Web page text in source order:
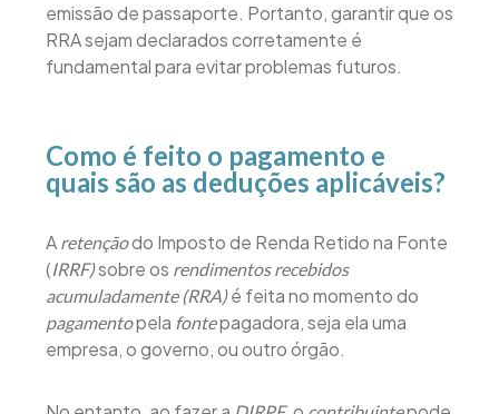
emissão de passaporte. Portanto, garantir que os
RRA sejam declarados corretamente é
fundamental para evitar problemas futuros.
Como é feito o pagamento e
quais são as deduções aplicáveis?
A retençãodo Imposto de Renda Retido na Fonte
(IRRF)sobre os rendimentos recebidos
acumuladamente (RRA)é feita no momento do
pagamentopela fontepagadora, seja ela uma
empresa, o governo, ou outro órgão.